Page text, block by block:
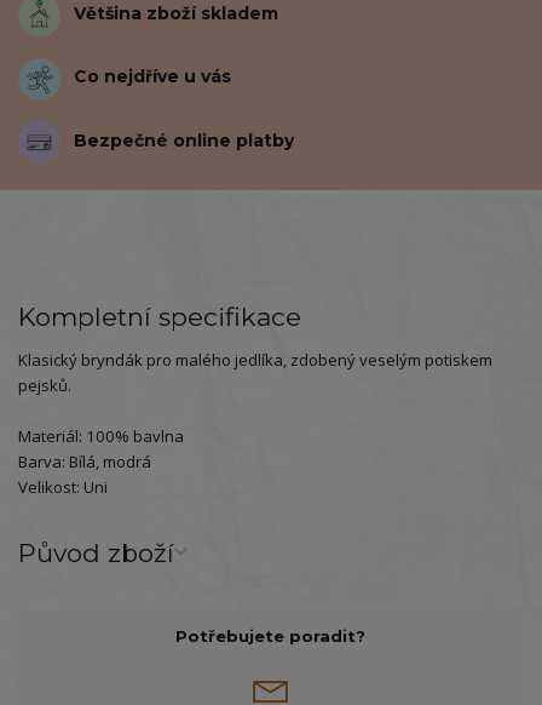
Většina zboží skladem
Co nejdříve u vás
Bezpečné online platby
Kompletní specifikace
Klasický bryndák pro malého jedlíka, zdobený veselým potiskem
pejsků.
Materiál: 100% bavlna
Barva: Bílá, modrá
Velikost: Uni
Původ zboží
Potřebujete poradit?